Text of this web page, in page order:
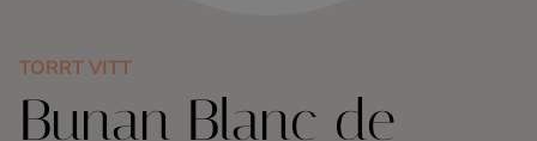
Konjak
Likör
TORRT VITT
Bunan Blanc de